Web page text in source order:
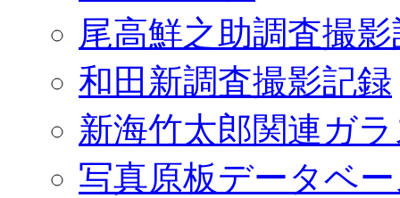
尾高鮮之助調査撮
和田新調査撮影記録
新海竹太郎関連ガ
写真原板データベ